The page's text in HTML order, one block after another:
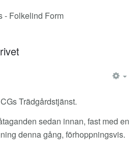
Trädgårdstjänst.
sedan innan, fast med en
denna gång, förhoppningsvis.